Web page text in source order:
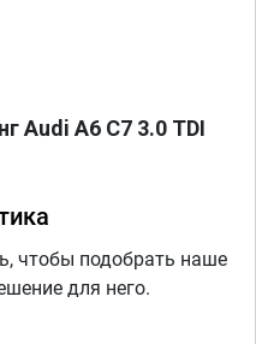
Audi A6 C7 3.0 TDI
чтобы подобрать наше
для него.